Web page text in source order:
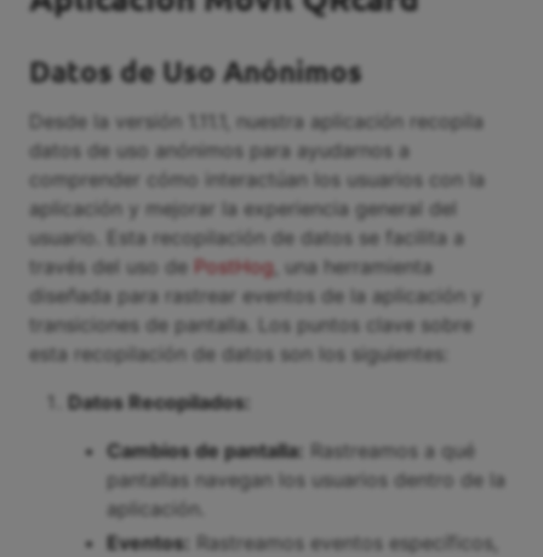
Datos de Uso Anónimos
Desde la versión 1.11.1, nuestra aplicación recopila
datos de uso anónimos para ayudarnos a
comprender cómo interactúan los usuarios con la
aplicación y mejorar la experiencia general del
usuario. Esta recopilación de datos se facilita a
través del uso de PostHog, una herramienta
diseñada para rastrear eventos de la aplicación y
transiciones de pantalla. Los puntos clave sobre
esta recopilación de datos son los siguientes:
Datos Recopilados:
Cambios de pantalla: Rastreamos a qué
pantallas navegan los usuarios dentro de la
aplicación.
Eventos: Rastreamos eventos específicos,